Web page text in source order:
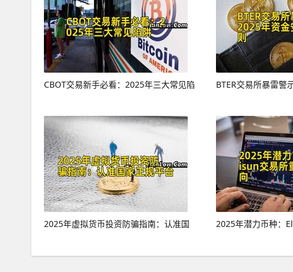
CBOT交易新手必看：2025年三大常见陷 BTER交易所暴雷警
2025年虚拟货币投资防骗指南：认准国 2025年潜力币种：